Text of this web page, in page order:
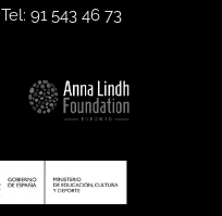
Tel: 91 543 46 73